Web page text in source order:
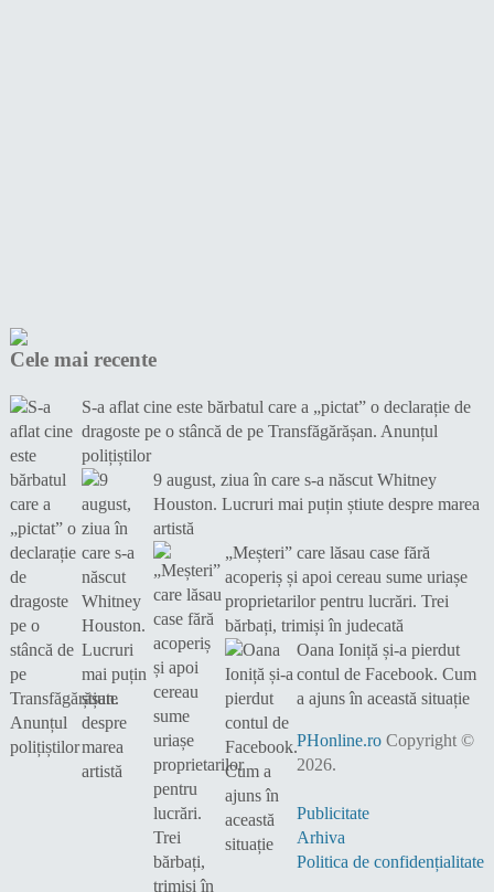
Cele mai recente
S-a aflat cine este bărbatul care a „pictat” o declarație de
dragoste pe o stâncă de pe Transfăgărășan. Anunțul
polițiștilor
9 august, ziua în care s-a născut Whitney
Houston. Lucruri mai puțin știute despre marea
artistă
„Meșteri” care lăsau case fără
acoperiș și apoi cereau sume uriașe
proprietarilor pentru lucrări. Trei
bărbați, trimiși în judecată
Oana Ioniță și-a pierdut
contul de Facebook. Cum
a ajuns în această situație
PHonline.roCopyright ©
2026.
Publicitate
Arhiva
Politica de confidențialitate